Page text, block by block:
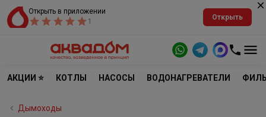
Открыть в приложении
1
Открыть
АКЦИИ ⭐ КОТЛЫ НАСОСЫ ВОДОНАГРЕВАТЕЛИ
Дымоходы